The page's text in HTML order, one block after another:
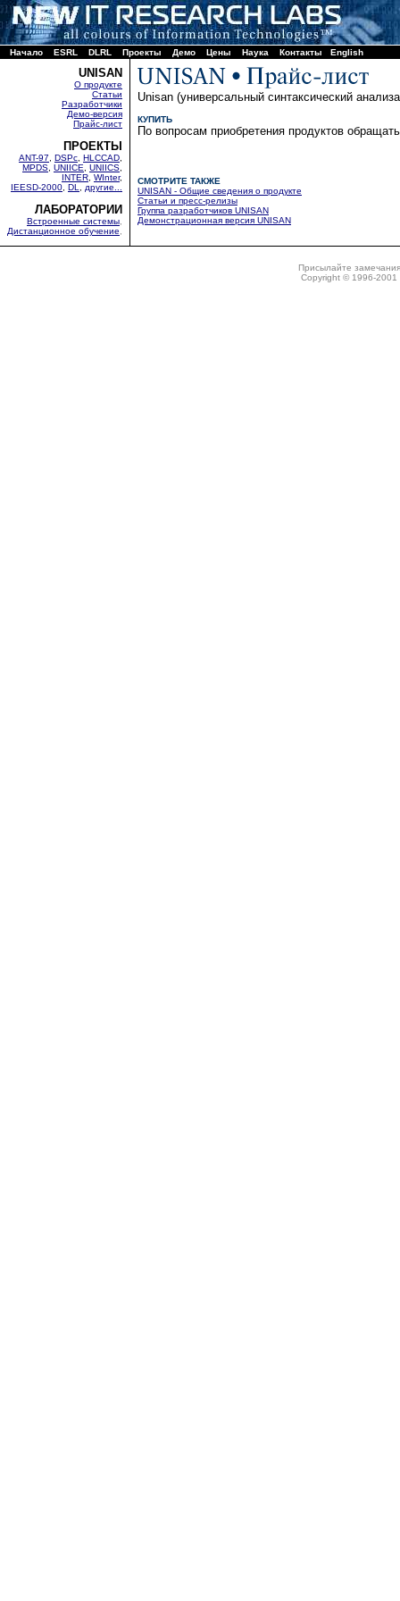
Начало ESRL DLRL Проекты Демо Цены Наука Контакты English
UNISAN
О продукте
Статьи
Разработчики
Демо-версия
Прайс-лист
ПРОЕКТЫ
ANT-97 DSPc HLCCAD
MPDS UNIICE UNIICS
INTER WInter,
IEESD-2000 DL другие...
ЛАБОРАТОРИИ
Встроенные системы
Дистанционное обучение
Unisan (универсальный синтаксический
КУПИТЬ
По вопросам приобретения продуктов
СМОТРИТЕ ТАКЖЕ
UNISAN - Общие сведения о продукте
Статьи и пресс-релизы
Группа разработчиков UNISAN
Демонстрационная версия UNISAN
Присылайте
Copyright © 1996-2001